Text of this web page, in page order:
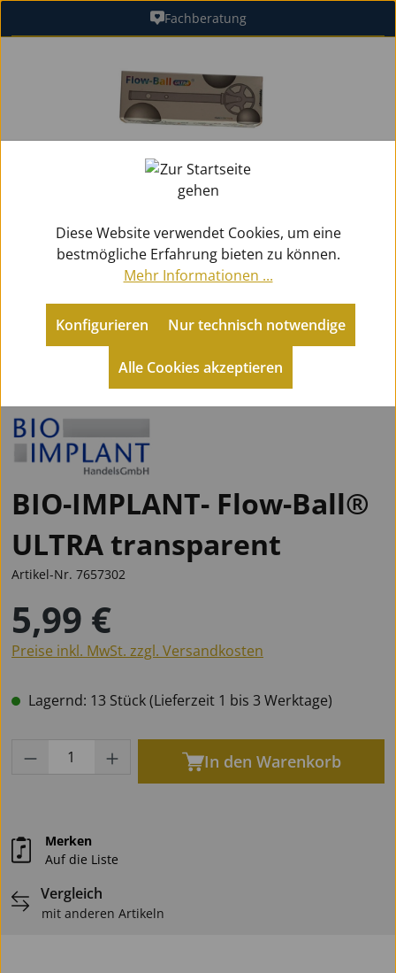
Zum Hauptinhalt springenFachberatung
Atemtrainer
BIO-IMPLANT- Flow-Ball®
ULTRA transparent
Artikel-Nr. 7657302
Regulärer Preis:
5,99 €
Preise inkl. MwSt. zzgl. Versandkosten
Lagernd: 13 Stück (Lieferzeit 1 bis 3 Werktage)
Produkt Anzahl: Gib den gewünschten
In den Warenkorb
Merken
Auf die Liste
Vergleich
mit anderen Artikeln
Diese Website verwendet Cookies, um eine
bestmögliche Erfahrung bieten zu können.
Mehr Informationen ...
Konfigurieren
Alle Cookies akzeptieren
Nur technisch notwendige